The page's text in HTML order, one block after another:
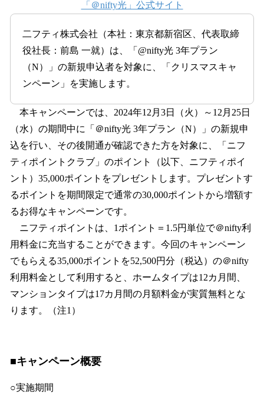
「＠nifty光」公式サイト
二フティ株式会社（本社：東京都新宿区、代表取締
役社長：前島 一就）は、「@nifty光 3年プラン
（N）」の新規申込者を対象に、「クリスマスキャ
ンペーン」を実施します。
本キャンペーンでは、2024年12月3日（火）～12月25日
（水）の期間中に「＠nifty光 3年プラン（N）」の新規申
込を行い、その後開通が確認できた方を対象に、「ニフ
ティポイントクラブ」のポイント（以下、ニフティポイ
ント）35,000ポイントをプレゼントします。プレゼントす
るポイントを期間限定で通常の30,000ポイントから増額す
るお得なキャンペーンです。
ニフティポイントは、1ポイント＝1.5円単位で＠nifty利
用料金に充当することができます。今回のキャンペーン
でもらえる35,000ポイントを52,500円分（税込）の＠nifty
利用料金として利用すると、ホームタイプは12カ月間、
マンションタイプは17カ月間の月額料金が実質無料とな
ります。（注1）
■キャンペーン概要
○実施期間